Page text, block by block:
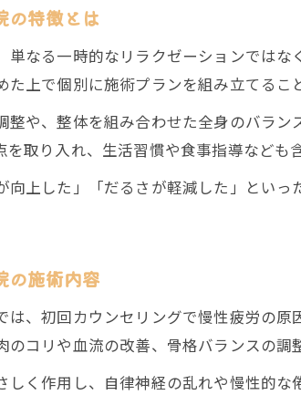
通いやすさで選
仕事帰りでも安
鍼灸整骨院の利
鍼灸整骨院の予
忙しい日々にも
施術内容別にみ
コスパ重視で選
鍼灸整骨院の料
の特徴とは
単なる一時的なリラクゼーションでは
上で個別に施術プランを組み立てるこ
整や、整体を組み合わせた全身のバラ
取り入れ、生活習慣や食事指導なども
向上した」「だるさが軽減した」とい
の施術内容
、初回カウンセリングで慢性疲労の
コリや血流の改善、骨格バランスの調
しく作用し、自律神経の乱れや慢性的
ご
ご